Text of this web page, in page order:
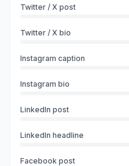
Twitter / X post
Twitter / X bio
Instagram caption
Instagram bio
LinkedIn post
LinkedIn headline
Facebook post